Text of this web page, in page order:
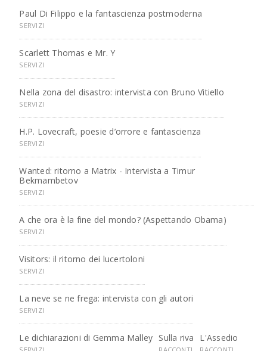
Paul Di Filippo e la fantascienza postmoderna
SERVIZI
Scarlett Thomas e Mr. Y
SERVIZI
Nella zona del disastro: intervista con Bruno Vitiello
SERVIZI
H.P. Lovecraft, poesie d’orrore e fantascienza
SERVIZI
Wanted: ritorno a Matrix - Intervista a Timur
Bekmambetov
SERVIZI
A che ora è la fine del mondo? (Aspettando Obama)
SERVIZI
Visitors: il ritorno dei lucertoloni
SERVIZI
La neve se ne frega: intervista con gli autori
SERVIZI
Le dichiarazioni di Gemma Malley Sulla riva L'Assedio